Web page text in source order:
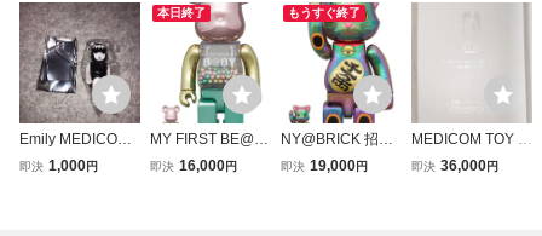
Emily MEDICOM
TOY BE@RBRIC
即決 1,000円
本日終了
MY FIRST BE@R
BRICK B@BY 1st
即決 16,000円
もうすぐ終了
NY@BRICK 招き
猫 ニャーブリック
即決 19,000円
MEDICOM TOY E
XHIBITION '24 開
即決 36,000円